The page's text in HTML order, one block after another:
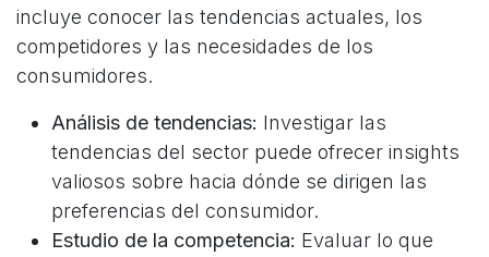
incluye conocer las tendencias actuales, los
competidores y las necesidades de los
consumidores.
Análisis de tendencias: Investigar las
tendencias del sector puede ofrecer insights
valiosos sobre hacia dónde se dirigen las
preferencias del consumidor.
Estudio de la competencia: Evaluar lo que